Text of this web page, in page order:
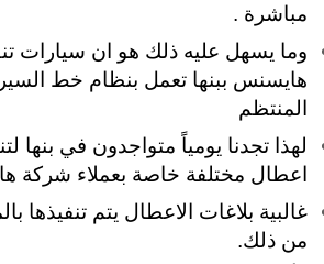
مباشرة .
وما يسهل عليه ذلك هو ان سيارات
هايسنس ببنها تعمل بنظام خط
المنتظم
لهذا تجدنا يومياً متواجدون في بنها
اعطال مختلفة خاصة بعملاء شركة
غالبية بلاغات الاعطال يتم تنفيذها
من ذلك.